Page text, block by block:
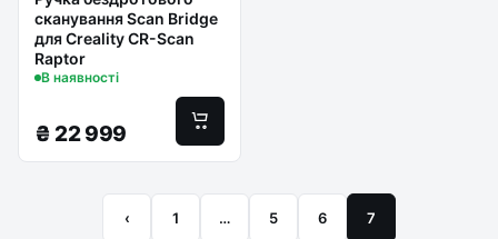
сканування Scan Bridge
для Creality CR-Scan
Raptor
В наявності
₴ 22 999
‹ 1 … 5 6 7